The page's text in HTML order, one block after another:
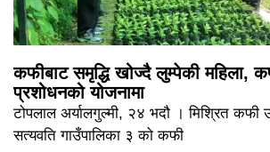
कफीबाट समृद्धि खोज्दै लुम्पेकी महिला,
प्रशोधनको योजनामा
टोपलाल अर्यालगुल्मी, २४ भदौ । मिश्रित
सत्यवति गाउँपालिका ३ को कफी